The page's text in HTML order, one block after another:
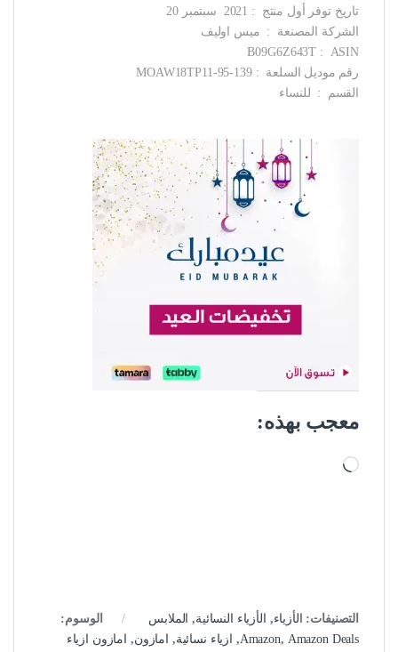
تاريخ توفر أول منتج ‏ : ‎ 2021 سبتمبر 20
الشركة المصنعة ‏ : ‎ ميس اوليف
ASIN ‏ : ‎ B09G6Z643T
رقم موديل السلعة ‏ : ‎ MOAW18TP11-95-139
القسم ‏ : ‎ للنساء
معجب بهذه:
جاري التحميل…
التصنيفات: الأزياء, الأزياء النسائية, الملابس
الوسوم:
Amazon, Amazon Deals
, ازياء نسائية, امازون, امازون ازياء